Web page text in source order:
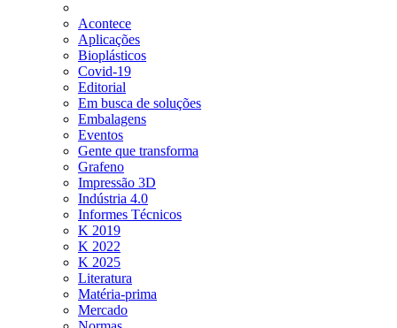
Acontece
Aplicações
Bioplásticos
Covid-19
Editorial
Em busca de soluções
Embalagens
Eventos
Gente que transforma
Grafeno
Impressão 3D
Indústria 4.0
Informes Técnicos
K 2019
K 2022
K 2025
Literatura
Matéria-prima
Mercado